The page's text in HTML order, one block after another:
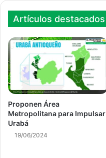
Artículos destacados
Proponen Área
Metropolitana para Impulsar
Urabá
19/06/2024